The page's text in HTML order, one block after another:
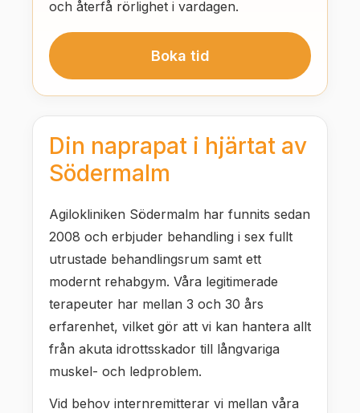
och återfå rörlighet i vardagen.
Boka tid
Din naprapat i hjärtat av
Södermalm
Agilokliniken Södermalm har funnits sedan
2008 och erbjuder behandling i sex fullt
utrustade behandlingsrum samt ett
modernt rehabgym. Våra legitimerade
terapeuter har mellan 3 och 30 års
erfarenhet, vilket gör att vi kan hantera allt
från akuta idrottsskador till långvariga
muskel- och ledproblem.
Vid behov internremitterar vi mellan våra